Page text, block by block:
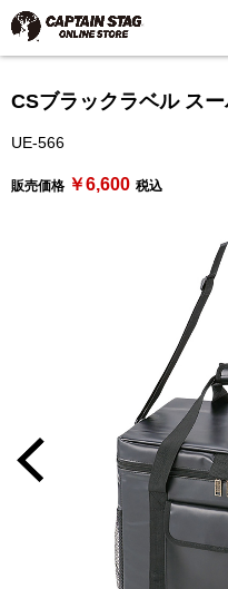
CSブラックラベル ス
UE-566
販売価格 ￥6,600 税込